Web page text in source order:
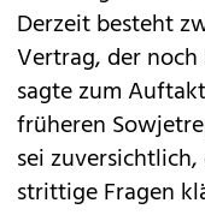
Derzeit besteht
Vertrag, der noch
sagte zum
früheren
sei
strittige Fragen